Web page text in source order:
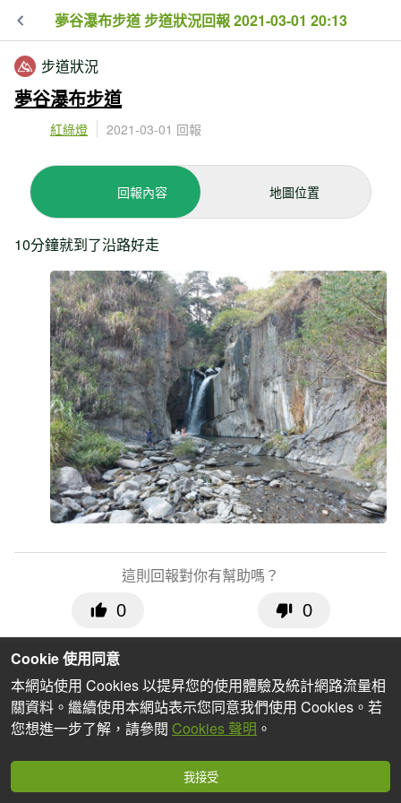
夢谷瀑布步道 步道狀況回報 2021-03-01 20:13
步道狀況
夢谷瀑布步道
紅綠燈 2021-03-01 回報
回報內容 地圖位置
10分鐘就到了沿路好走
這則回報對你有幫助嗎？
0 0
Cookie 使用同意
本網站使用 Cookies 以提昇您的使用體驗及統計網路流量相
關資料。繼續使用本網站表示您同意我們使用 Cookies。若
您想進一步了解，請參閱 Cookies 聲明 。
我接受